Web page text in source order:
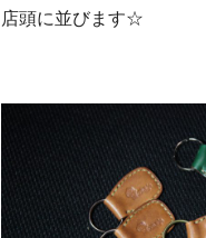
店頭に並びます☆